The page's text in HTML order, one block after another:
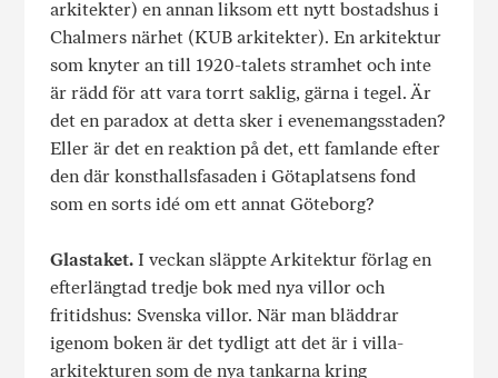
arkitekter) en annan liksom ett nytt bostadshus i
Chalmers närhet (KUB arkitekter). En arkitektur
som knyter an till 1920-talets stramhet och inte
är rädd för att vara torrt saklig, gärna i tegel. Är
det en paradox at detta sker i evenemangsstaden?
Eller är det en reaktion på det, ett famlande efter
den där konsthallsfasaden i Götaplatsens fond
som en sorts idé om ett annat Göteborg?
Glastaket.I veckan släppte Arkitektur förlag en
efterlängtad tredje bok med nya villor och
fritidshus: Svenska villor. När man bläddrar
igenom boken är det tydligt att det är i villa-
arkitekturen som de nya tankarna kring